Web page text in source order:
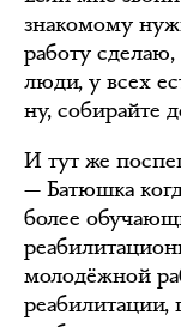
знакомому
работу
люди, у всех
ну, собирайте
И тут же
— Батюшка
более
молодёжной
реабилитации,